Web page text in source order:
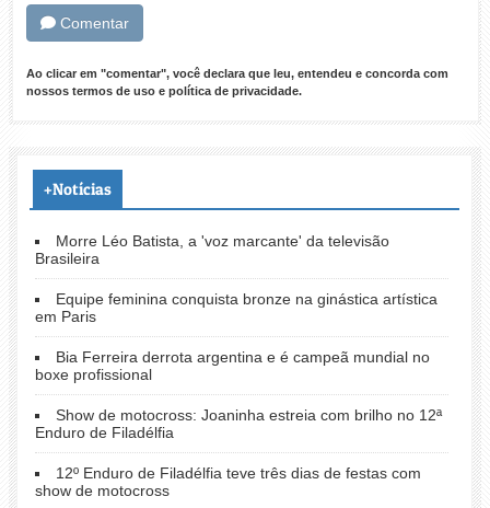
Comentar
Ao clicar em "comentar", você declara que leu, entendeu e concorda com
nossos termos de usoe política de privacidade.
+Notícias
Morre Léo Batista, a 'voz marcante' da televisão
Brasileira
Equipe feminina conquista bronze na ginástica artística
em Paris
Bia Ferreira derrota argentina e é campeã mundial no
boxe profissional
Show de motocross: Joaninha estreia com brilho no 12ª
Enduro de Filadélfia
12º Enduro de Filadélfia teve três dias de festas com
show de motocross